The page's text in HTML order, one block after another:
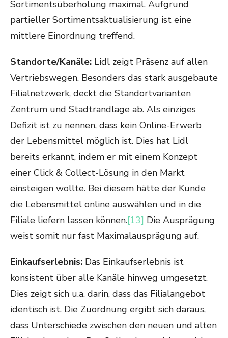
Sortimentsüberholung maximal. Aufgrund
partieller Sortimentsaktualisierung ist eine
mittlere Einordnung treffend.
Standorte/Kanäle: Lidl zeigt Präsenz auf allen
Vertriebswegen. Besonders das stark ausgebaute
Filialnetzwerk, deckt die Standortvarianten
Zentrum und Stadtrandlage ab. Als einziges
Defizit ist zu nennen, dass kein Online-Erwerb
der Lebensmittel möglich ist. Dies hat Lidl
bereits erkannt, indem er mit einem Konzept
einer Click & Collect-Lösung in den Markt
einsteigen wollte. Bei diesem hätte der Kunde
die Lebensmittel online auswählen und in die
Filiale liefern lassen können.[13] Die Ausprägung
weist somit nur fast Maximalausprägung auf.
Einkaufserlebnis: Das Einkaufserlebnis ist
konsistent über alle Kanäle hinweg umgesetzt.
Dies zeigt sich u.a. darin, dass das Filialangebot
identisch ist. Die Zuordnung ergibt sich daraus,
dass Unterschiede zwischen den neuen und alten